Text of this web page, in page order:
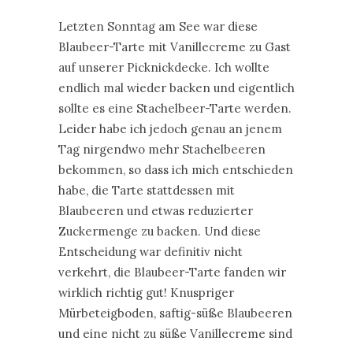
Letzten Sonntag am See war diese
Blaubeer-Tarte mit Vanillecreme zu Gast
auf unserer Picknickdecke. Ich wollte
endlich mal wieder backen und eigentlich
sollte es eine Stachelbeer-Tarte werden.
Leider habe ich jedoch genau an jenem
Tag nirgendwo mehr Stachelbeeren
bekommen, so dass ich mich entschieden
habe, die Tarte stattdessen mit
Blaubeeren und etwas reduzierter
Zuckermenge zu backen. Und diese
Entscheidung war definitiv nicht
verkehrt, die Blaubeer-Tarte fanden wir
wirklich richtig gut! Knuspriger
Mürbeteigboden, saftig-süße Blaubeeren
und eine nicht zu süße Vanillecreme sind